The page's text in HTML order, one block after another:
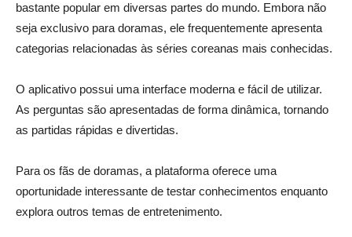
bastante popular em diversas partes do mundo. Embora não
seja exclusivo para doramas, ele frequentemente apresenta
categorias relacionadas às séries coreanas mais conhecidas.
O aplicativo possui uma interface moderna e fácil de utilizar.
As perguntas são apresentadas de forma dinâmica, tornando
as partidas rápidas e divertidas.
Para os fãs de doramas, a plataforma oferece uma
oportunidade interessante de testar conhecimentos enquanto
explora outros temas de entretenimento.